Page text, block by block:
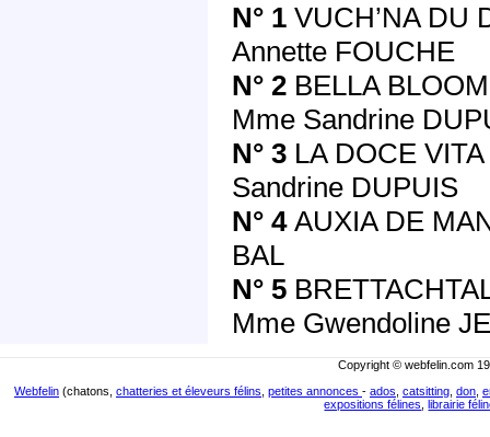
N° 1 VUCH’NA DU
Annette FOUCHE
N° 2 BELLA
Mme Sandrine
N° 3 LA DOCE
Sandrine DUPUIS
N° 4 AUXIA DE
BAL
N° 5
Mme Gwendoline
Copyright © webfelin.com
Webfelin (chatons, chatteries et éleveurs félins petites annonces - ados catsitting don
expositions félines ,librairie